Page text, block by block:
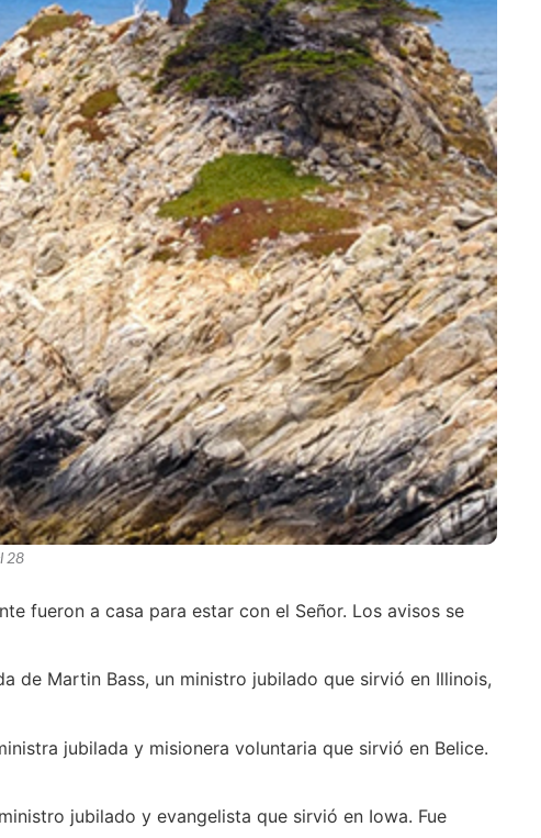
28
fueron a casa para estar con el Señor. Los avisos se
de Martin Bass, un ministro jubilado que sirvió en Illinois,
jubilada y misionera voluntaria que sirvió en Belice.
jubilado y evangelista que sirvió en Iowa. Fue